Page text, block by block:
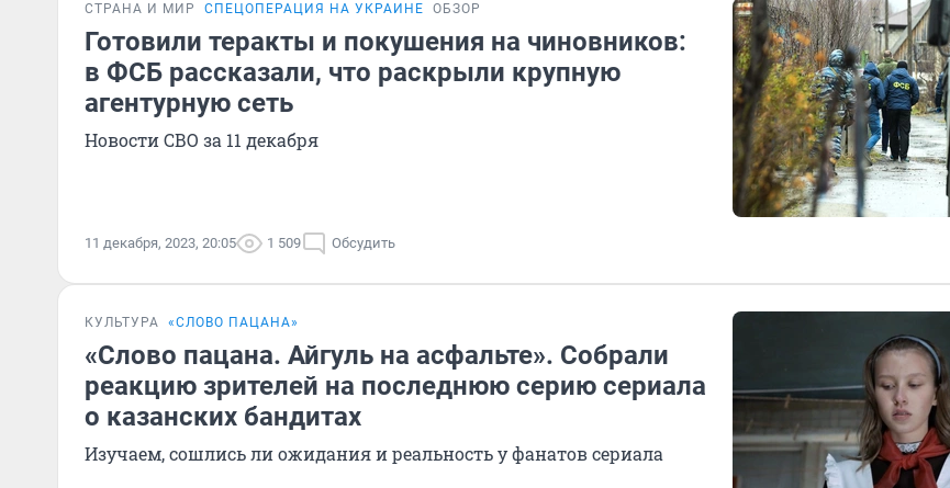
СТРАНА И МИР СПЕЦОПЕРАЦИЯ НА УКРАИНЕ ОБЗОР
Готовили теракты и покушения на чиновников:
в ФСБ рассказали, что раскрыли крупную
агентурную сеть
Новости СВО за 11 декабря
11 декабря, 2023, 20:05 1 509 Обсудить
КУЛЬТУРА «СЛОВО ПАЦАНА»
«Слово пацана. Айгуль на асфальте». Собрали
реакцию зрителей на последнюю серию сериала
о казанских бандитах
Изучаем, сошлись ли ожидания и реальность у фанатов сериала